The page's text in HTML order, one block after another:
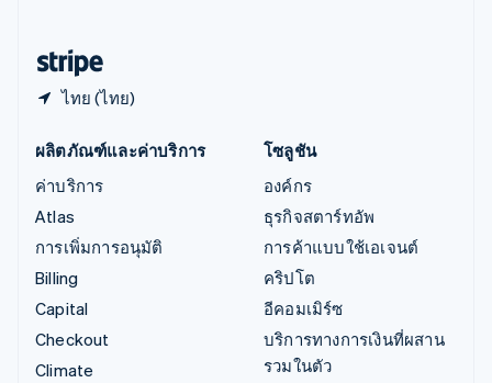
ไทย (ไทย)
ผลิตภัณฑ์และค่าบริการ
ค่าบริการ
Atlas
การเพิ่มการอนุมัติ
Billing
Capital
Checkout
Climate
โซลูชัน
องค์กร
ธุรกิจสตาร์ทอัพ
การค้าแบบใช้เอเจนต์
คริปโต
อีคอมเมิร์ซ
บริการทางการเงินที่ผสาน
รวมในตัว